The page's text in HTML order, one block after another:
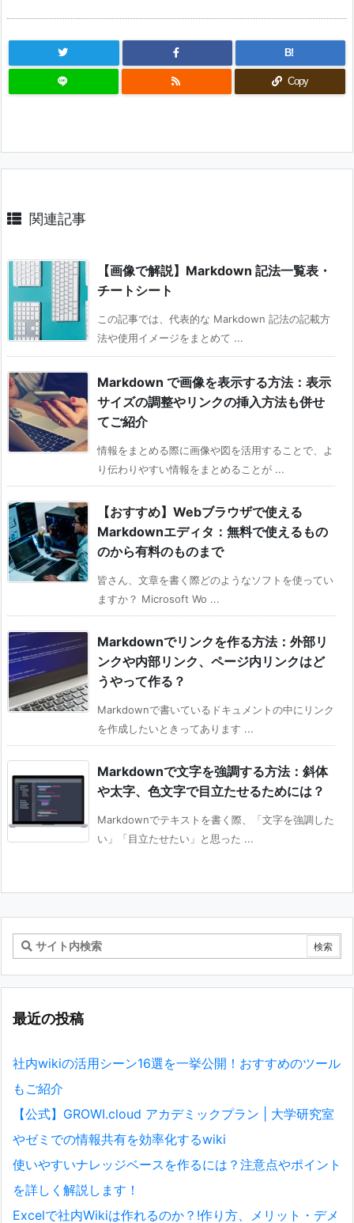
B!
Copy
関連記事
【画像で解説】Markdown 記法一覧表・
チートシート
この記事では、代表的な Markdown 記法の記載方
法や使用イメージをまとめて ...
Markdown で画像を表示する方法：表示
サイズの調整やリンクの挿入方法も併せ
てご紹介
情報をまとめる際に画像や図を活用することで、よ
り伝わりやすい情報をまとめることが ...
【おすすめ】Webブラウザで使える
Markdownエディタ：無料で使えるもの
のから有料のものまで
皆さん、文章を書く際どのようなソフトを使ってい
ますか？ Microsoft Wo ...
Markdownでリンクを作る方法：外部リ
ンクや内部リンク、ページ内リンクはど
うやって作る？
Markdownで書いているドキュメントの中にリンク
を作成したいときってあります ...
Markdownで文字を強調する方法：斜体
や太字、色文字で目立たせるためには？
Markdownでテキストを書く際、「文字を強調した
い」「目立たせたい」と思った ...
最近の投稿
社内wikiの活用シーン16選を一挙公開！おすすめのツール
もご紹介
【公式】GROWI.cloud アカデミックプラン | 大学研究室
やゼミでの情報共有を効率化するwiki
使いやすいナレッジベースを作るには？注意点やポイント
を詳しく解説します！
Excelで社内Wikiは作れるのか？!作り方、メリット・デメ